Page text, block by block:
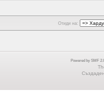
Отиди на:
Powered by SMF